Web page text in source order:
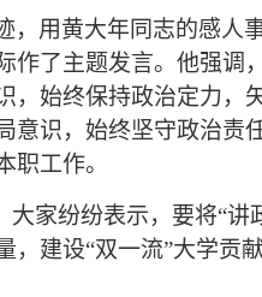
，用黄大年同志的感人
作了主题发言。他强调
，始终保持政治定力，
意识，始终坚守政治责
工作。
家纷纷表示，要将“讲
建设“双一流”大学贡